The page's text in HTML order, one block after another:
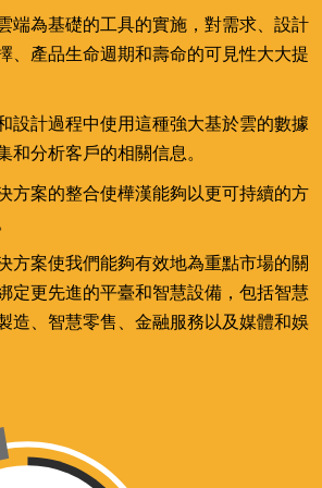
端為基礎的工具的實施，對需求、設計
、產品生命週期和壽命的可見性大大提
設計過程中使用這種強大基於雲的數據
和分析客戶的相關信息。
方案的整合使樺漢能夠以更可持續的方
方案使我們能夠有效地為重點市場的關
定更先進的平臺和智慧設備，包括智慧
造、智慧零售、金融服務以及媒體和娛